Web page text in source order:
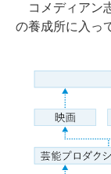
コメディアン
の養成所に入っ